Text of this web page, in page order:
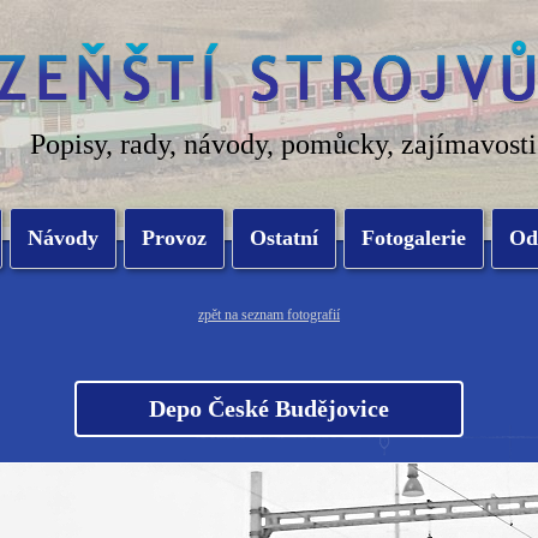
Popisy, rady, návody, pomůcky, zajímavosti
Návody Provoz Ostatní Fotogalerie
zpět na seznam fotografií
Depo České Budějovice